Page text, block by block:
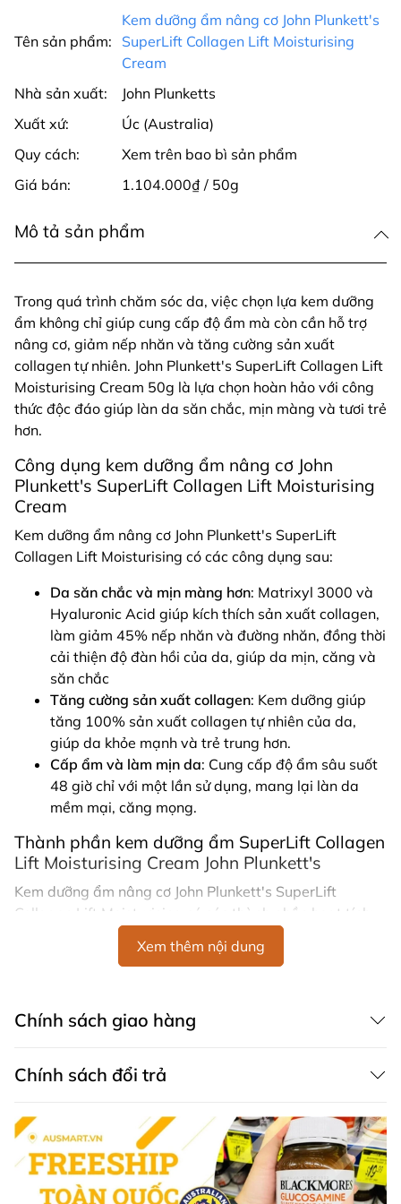
Tên sản phẩm:
Kem dưỡng ẩm nâng cơ John Plunkett's
SuperLift Collagen Lift Moisturising
Cream
Nhà sản xuất:
John Plunketts
Xuất xứ:
Úc (Australia)
Quy cách:
Xem trên bao bì sản phẩm
Giá bán:
1.104.000₫ / 50g
Mô tả sản phẩm
Trong quá trình chăm sóc da, việc chọn lựa kem dưỡng
ẩm không chỉ giúp cung cấp độ ẩm mà còn cần hỗ trợ
nâng cơ, giảm nếp nhăn và tăng cường sản xuất
collagen tự nhiên. John Plunkett's SuperLift Collagen Lift
Moisturising Cream 50g là lựa chọn hoàn hảo với công
thức độc đáo giúp làn da săn chắc, mịn màng và tươi trẻ
hơn.
Công dụng kem dưỡng ẩm nâng cơ John
Plunkett's SuperLift Collagen Lift Moisturising
Cream
Kem dưỡng ẩm nâng cơ John Plunkett's SuperLift
Collagen Lift Moisturising có các công dụng sau:
Da săn chắc và mịn màng hơn: Matrixyl 3000 và
Hyaluronic Acid giúp kích thích sản xuất collagen,
làm giảm 45% nếp nhăn và đường nhăn, đồng thời
cải thiện độ đàn hồi của da, giúp da mịn, căng và
săn chắc
Tăng cường sản xuất collagen: Kem dưỡng giúp
tăng 100% sản xuất collagen tự nhiên của da,
giúp da khỏe mạnh và trẻ trung hơn.
Cấp ẩm và làm mịn da: Cung cấp độ ẩm sâu suốt
48 giờ chỉ với một lần sử dụng, mang lại làn da
mềm mại, căng mọng.
Thành phần kem dưỡng ẩm SuperLift Collagen
Lift Moisturising Cream John Plunkett's
Kem dưỡng ẩm nâng cơ John Plunkett's SuperLift
Collagen Lift Moisturising có các thành phần hoạt tính:
Matrixyl® 3000: Được chứng minh lâm sàng có
khả năng giảm 45% nếp nhăn trong vòng 2 tháng
và phục hồi tổn thương do tia UV.
Hyaluronic Acid
: Kết hợp độc đáo giữa Hyaluronic
và cảm giác của làn da, đồng thời giữ nước, làm
: Chất dưỡng ẩm tự nhiên giúp giữ nước
cho da.
Dầu bơ: Chứa nhiều vitamin A & C, giúp thẩm thấu
sâu và làm mềm da.
Xem thêm nội dung
Chính sách giao hàng
Chính sách đổi trả